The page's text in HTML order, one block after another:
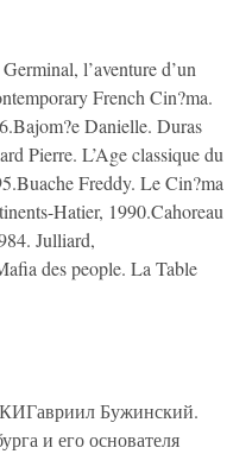
l’aventure d’un
French Cin?ma.
Danielle. Duras
Pierre. L’Age classique du
Freddy. Le Cin?ma
Hatier, 1990.Cahoreau
Julliard,
des people. La Table
Бужинский.
и его основателя